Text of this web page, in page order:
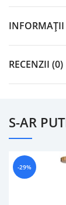
INFORMAȚII
RECENZII (0)
S-AR
-29%